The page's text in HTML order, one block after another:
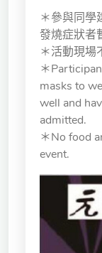
通識教學部
獨立學術單位
＊參與同學
發燒症狀者
＊活動現場
＊
masks to
well and
admitted.
＊No food
event.